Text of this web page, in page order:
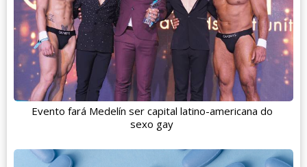
Evento fará Medelín ser capital latino-americana do
sexo gay